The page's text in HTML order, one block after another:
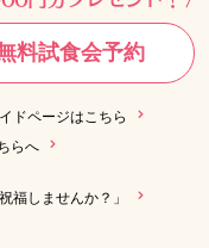
料試食会予約
ドページはこちら
らへ
福しませんか？」